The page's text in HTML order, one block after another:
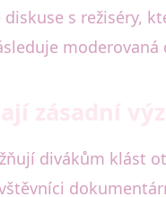
s režiséry,
divákům klást